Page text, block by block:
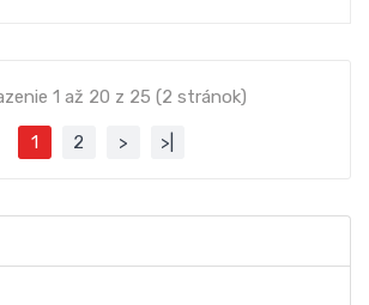
1 až 20 z 25 (2 stránok)
1 2 > >|